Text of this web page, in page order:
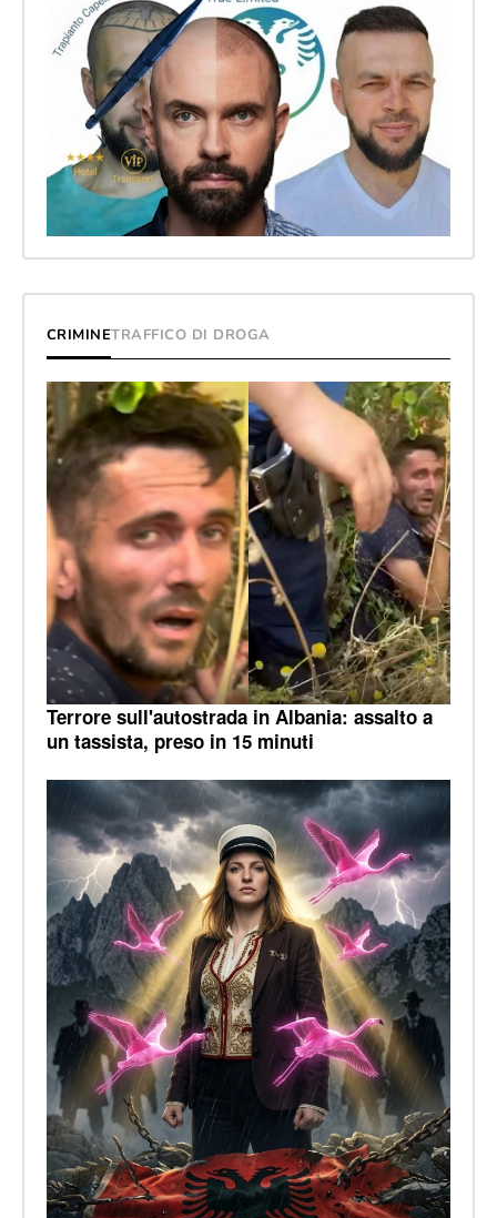
CRIMINETRAFFICO DI DROGA
Terrore sull'autostrada in Albania: assalto a
un tassista, preso in 15 minuti